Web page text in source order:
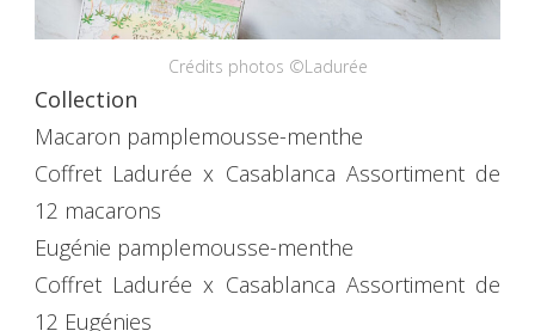
Crédits photos ©Ladurée
Collection
Macaron pamplemousse-menthe
Coffret Ladurée x Casablanca Assortiment de
12 macarons
Eugénie pamplemousse-menthe
Coffret Ladurée x Casablanca Assortiment de
12 Eugénies